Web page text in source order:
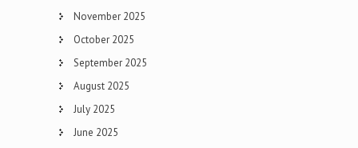
November 2025
October 2025
September 2025
August 2025
July 2025
June 2025